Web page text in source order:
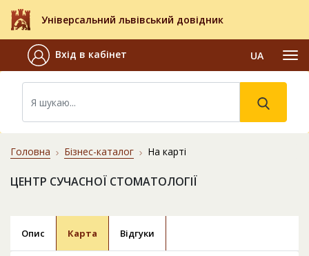
Універсальний львівський довідник
Вхід в кабінет UA
Головна Бізнес-каталог На карті
ЦЕНТР СУЧАСНОЇ СТОМАТОЛОГІЇ
Опис Карта Відгуки